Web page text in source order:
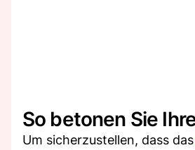
So betonen Sie
Um sicherzustellen, dass das